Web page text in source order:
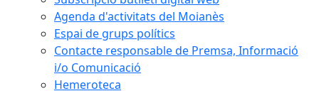
Agenda d'activitats del Moianès
Espai de grups polítics
Contacte responsable de Premsa, Informació
i/o Comunicació
Hemeroteca